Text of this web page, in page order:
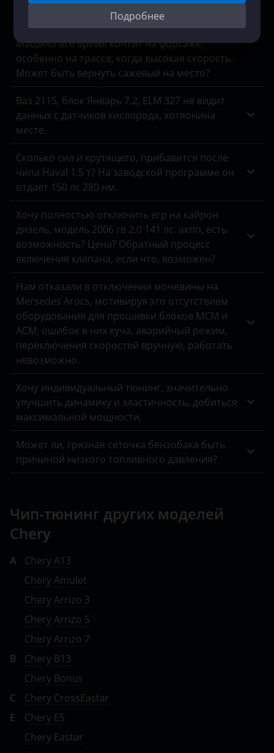
Подробнее
осмотр выхлопной системы показал, что
удаление выполнил предыдущий владелец.
Машина все время коптит на форсаже,
особенно на трассе, когда высокая скорость.
Может быть вернуть сажевый на место?
Ваз 2115, блок Январь 7.2, ELM 327 не видит
данных с датчиков кислорода, хотяонина
месте.
Сколько сил и крутящего, прибавится после
чипа Haval 1.5 т? На заводской программе он
отдает 150 лс 280 нм.
Хочу полностью отключить егр на кайрон
дизель, модель 2006 гв 2.0 141 лс. акпп, есть
возможность? Цена? Обратный процесс
включения клапана, если что, возможен?
Нам отказали в отключении мочевины на
Mersedes Arocs, мотивируя это отсутствием
оборудования для прошивки блоков MCM и
ACM, ошибок в них куча, аварийный режим,
переключения скоростей вручную, работать
невозможно.
Хочу индивидуальный тюнинг, значительно
улучшить динамику и эластичность, добиться
максимальной мощности.
Может ли, грязная сеточка бензобака быть
причиной низкого топливного давления?
Чип-тюнинг других моделей
Chery
A
Chery A13
Chery Amulet
Chery Arrizo 3
Chery Arrizo 5
Chery Arrizo 7
B
Chery B13
Chery Bonus
C
Chery CrossEastar
E
Chery E5
Chery Eastar